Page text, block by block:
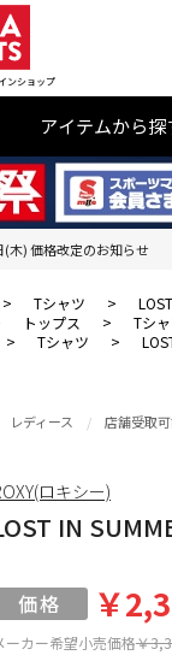
ンショップ
アイテムから探
(木) 価格改定のお知らせ
> Tシャツ >
トップス > Tシ
> Tシャツ >
レディース 店舗受取
IN
ーカー希望小売価格￥
￥
ロキシー)